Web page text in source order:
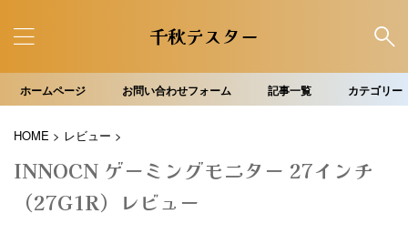
千秋テスター
ホームページ お問い合わせフォーム 記事一覧 カテゴリー
HOME > レビュー >
INNOCN ゲーミングモニター 27インチ
（27G1R）レビュー